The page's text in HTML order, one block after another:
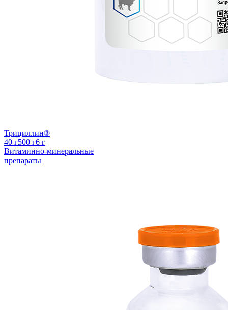
Трициллин®
40 г500 г6 г
Витаминно-минеральные
препараты